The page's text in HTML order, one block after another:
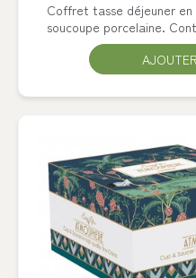
Coffret tasse déjeuner
soucoupe porcelaine.